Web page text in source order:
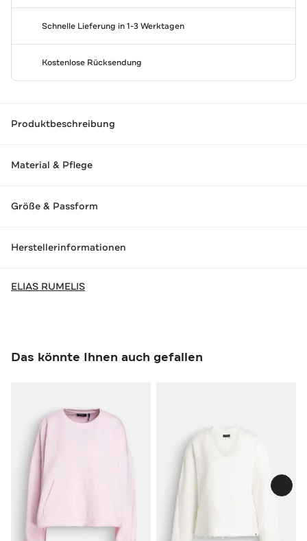
Schnelle Lieferung in 1-3 Werktagen
Kostenlose Rücksendung
Produktbeschreibung
Material & Pflege
Größe & Passform
Herstellerinformationen
ELIAS RUMELIS
Das könnte Ihnen auch gefallen